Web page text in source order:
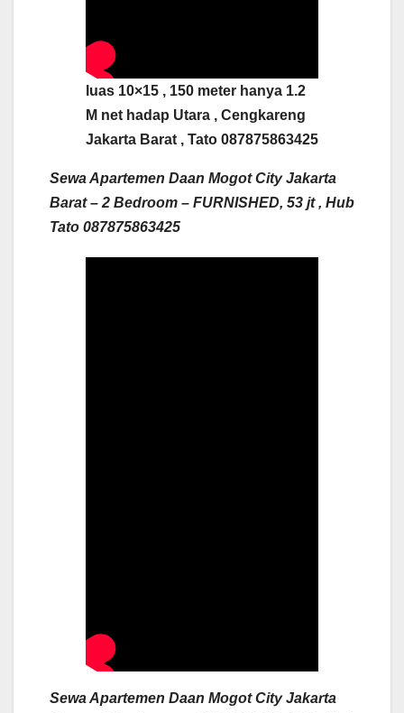
luas 10×15 , 150 meter hanya 1.2
M net hadap Utara , Cengkareng
Jakarta Barat , Tato 087875863425
Sewa Apartemen Daan Mogot City Jakarta
Barat – 2 Bedroom – FURNISHED, 53 jt , Hub
Tato 087875863425
Sewa Apartemen Daan Mogot City Jakarta